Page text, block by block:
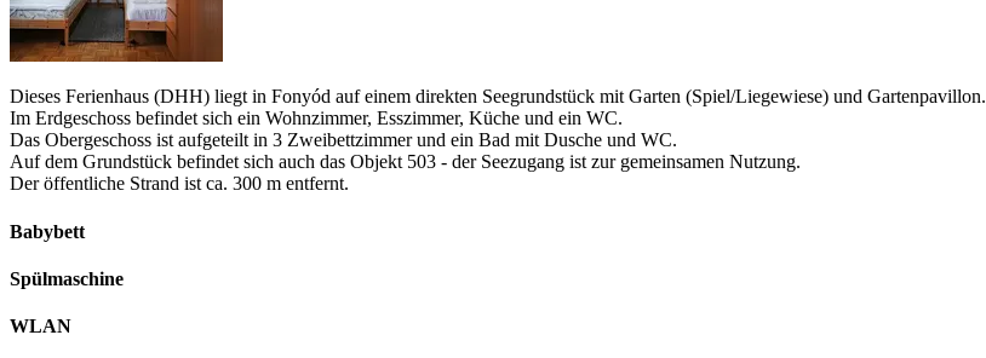
Dieses Ferienhaus (DHH) liegt in Fonyód auf einem direkten Seegrundstück mit Garten (Spiel/Liegewiese) und Gartenpavillon.
Im Erdgeschoss befindet sich ein Wohnzimmer, Esszimmer, Küche und ein WC.
Das Obergeschoss ist aufgeteilt in 3 Zweibettzimmer und ein Bad mit Dusche und WC.
Auf dem Grundstück befindet sich auch das Objekt 503 - der Seezugang ist zur gemeinsamen Nutzung.
Der öffentliche Strand ist ca. 300 m entfernt.
Babybett
Spülmaschine
WLAN